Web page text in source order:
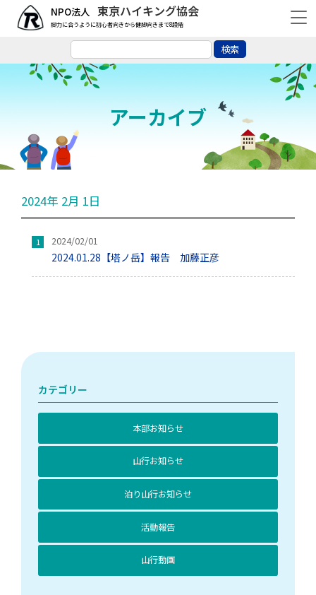
東京ハイキング協会
脚力に合うように初心者向きから健脚向きまで8段階
アーカイブ
2024年 2月 1日
2024.01.28【塔ノ岳】報告 加藤正彦
2024/02/01
カテゴリー
本部お知らせ
山行お知らせ
泊り山行お知らせ
活動報告
山行動画